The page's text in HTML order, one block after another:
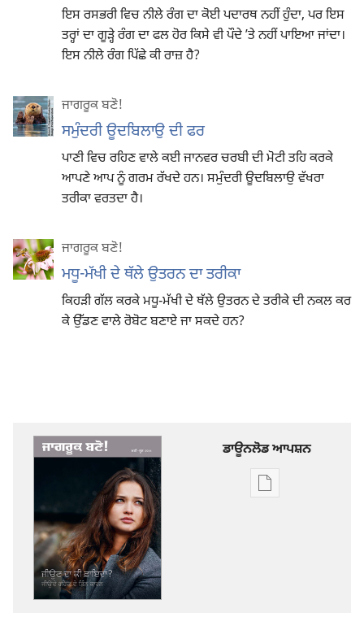
ਇਸ ਰਸਭਰੀ ਵਿਚ ਨੀਲੇ ਰੰਗ ਦਾ ਕੋਈ ਪਦਾਰਥ ਨਹੀਂ ਹੁੰਦਾ, ਪਰ ਇਸ
ਤਰ੍ਹਾਂ ਦਾ ਗੂੜ੍ਹੇ ਰੰਗ ਦਾ ਫਲ ਹੋਰ ਕਿਸੇ ਵੀ ਪੌਦੇ ʼਤੇ ਨਹੀਂ ਪਾਇਆ ਜਾਂਦਾ।
ਇਸ ਨੀਲੇ ਰੰਗ ਪਿੱਛੇ ਕੀ ਰਾਜ਼ ਹੈ?
ਜਾਗਰੂਕ ਬਣੋ!
ਸਮੁੰਦਰੀ ਊਦਬਿਲਾਉ ਦੀ ਫਰ
ਪਾਣੀ ਵਿਚ ਰਹਿਣ ਵਾਲੇ ਕਈ ਜਾਨਵਰ ਚਰਬੀ ਦੀ ਮੋਟੀ ਤਹਿ ਕਰਕੇ
ਆਪਣੇ ਆਪ ਨੂੰ ਗਰਮ ਰੱਖਦੇ ਹਨ। ਸਮੁੰਦਰੀ ਊਦਬਿਲਾਉ ਵੱਖਰਾ
ਤਰੀਕਾ ਵਰਤਦਾ ਹੈ।
ਜਾਗਰੂਕ ਬਣੋ!
ਮਧੂ-ਮੱਖੀ ਦੇ ਥੱਲੇ ਉਤਰਨ ਦਾ ਤਰੀਕਾ
ਕਿਹੜੀ ਗੱਲ ਕਰਕੇ ਮਧੂ-ਮੱਖੀ ਦੇ ਥੱਲੇ ਉਤਰਨ ਦੇ ਤਰੀਕੇ ਦੀ ਨਕਲ ਕਰ
ਕੇ ਉੱਡਣ ਵਾਲੇ ਰੋਬੋਟ ਬਣਾਏ ਜਾ ਸਕਦੇ ਹਨ?
ਡਾਊਨਲੋਡ ਆਪਸ਼ਨ
ਡਿਜੀਟਲ